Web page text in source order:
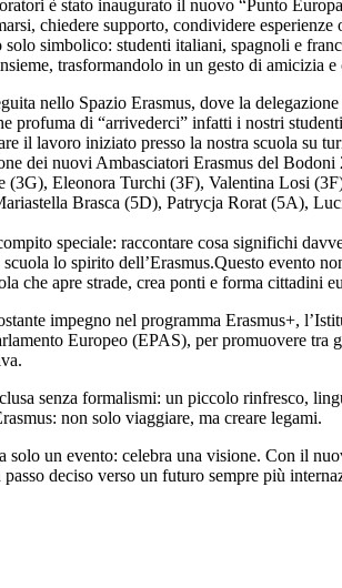
è stato inaugurato il nuovo “Punto
chiedere supporto, condividere
solo simbolico: studenti italiani, spagnoli e
trasformandolo in un gesto di amicizia e
nello Spazio Erasmus, dove la
profuma di “arrivederci” infatti i nostri
il lavoro iniziato presso la nostra scuola su
dei nuovi Ambasciatori Erasmus del Bodoni
(3G), Eleonora Turchi (3F), Valentina Losi
Brasca (5D), Patrycja Rorat (5A),
speciale: raccontare cosa significhi
lo spirito dell’Erasmus.Questo evento
che apre strade, crea ponti e forma cittadini
impegno nel programma Erasmus+,
Europeo (EPAS), per promuovere
senza formalismi: un piccolo rinfresco,
non solo viaggiare, ma creare legami.
solo un evento: celebra una visione. Con il
deciso verso un futuro sempre più